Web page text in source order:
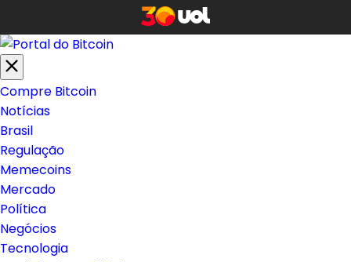
Compre Bitcoin
Notícias
Brasil
Regulação
Memecoins
Mercado
Política
Negócios
Tecnologia